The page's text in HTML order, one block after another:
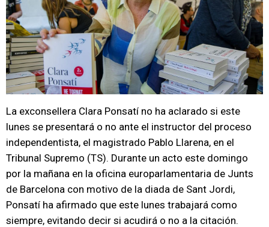
La exconsellera Clara Ponsatí no ha aclarado si este
lunes se presentará o no ante el instructor del proceso
independentista, el magistrado Pablo Llarena, en el
Tribunal Supremo (TS). Durante un acto este domingo
por la mañana en la oficina europarlamentaria de Junts
de Barcelona con motivo de la diada de Sant Jordi,
Ponsatí ha afirmado que este lunes trabajará como
siempre, evitando decir si acudirá o no a la citación.